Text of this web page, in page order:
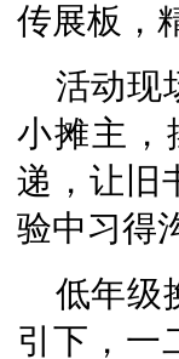
传展板，
活动现
小摊主，
递，让旧
验中习得
低年级
引下，一